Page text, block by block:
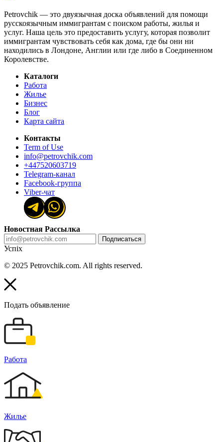
Petrovchik — это двуязычная доска объявлений для помощи
русскоязычным иммигрантам с поиском работы, жилья и
услуг. Наша цель это предоставить услугу, которая позволит
иммигрантам чувствовать себя как дома, где бы они ни
находились в Лондоне, Англии или где либо в Соединенном
Королевстве.
Каталоги
Работа
Жилье
Бизнес
Блог
Карта сайта
Контакты
Term of Use
info@petrovchik.com
+447520603719
Telegram-канал
Facebook-группа
Viber-чат
Новостная Рассылка
Подписаться
Успіх
© 2025 Petrovchik.com. All rights reserved.
Подать объявление
Работа
Жилье